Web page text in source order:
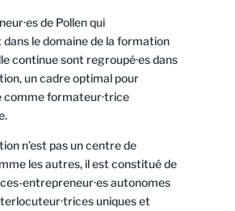
de Pollen qui
le domaine de la formation
continue sont regroupé·es dans
un cadre optimal pour
formateur·trice
n’est pas un centre de
les autres, il est constitué de
entrepreneur·es autonomes
uniques et